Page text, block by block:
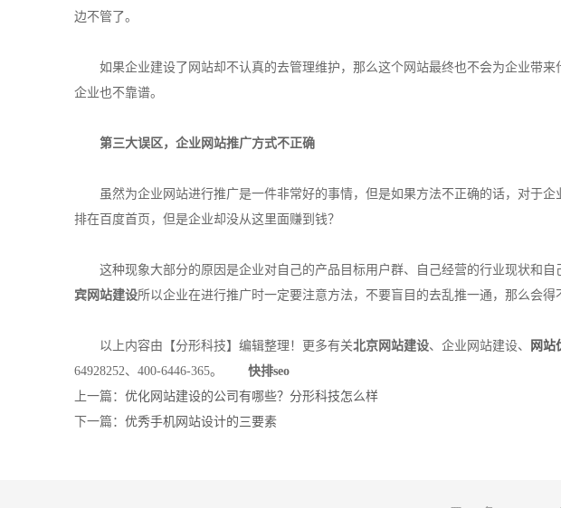
边不管了。
如果企业建设了网站却不认真的去管理维护，那么这个网站最终也不会为企业带来
企业也不靠谱。
第三大误区，企业网站推广方式不正确
虽然为企业网站进行推广是一件非常好的事情，但是如果方法不正确的话，对于企
排在百度首页，但是企业却没从这里面赚到钱？
这种现象大部分的原因是企业对自己的产品目标用户群、自己经营的行业现状和自
宾网站建设所以企业在进行推广时一定要注意方法，不要盲目的去乱推一通，那么会得
以上内容由【分形科技】编辑整理！更多有关北京网站建设、企业网站建设、 网站
64928252、400-6446-365。
快排seo
上一篇： 优化网站建设的公司有哪些？分形科技怎么样
下一篇： 优秀手机网站设计的三要素